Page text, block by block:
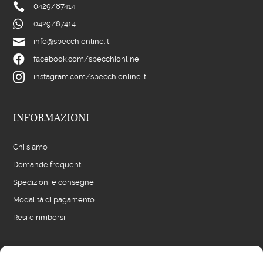
 0429/87414
 0429/87414
 info@specchionline.it
 facebook.com/specchionline
 instagram.com/specchionline.it
INFORMAZIONI
Chi siamo
Domande frequenti
Spedizioni e consegne
Modalità di pagamento
Resi e rimborsi